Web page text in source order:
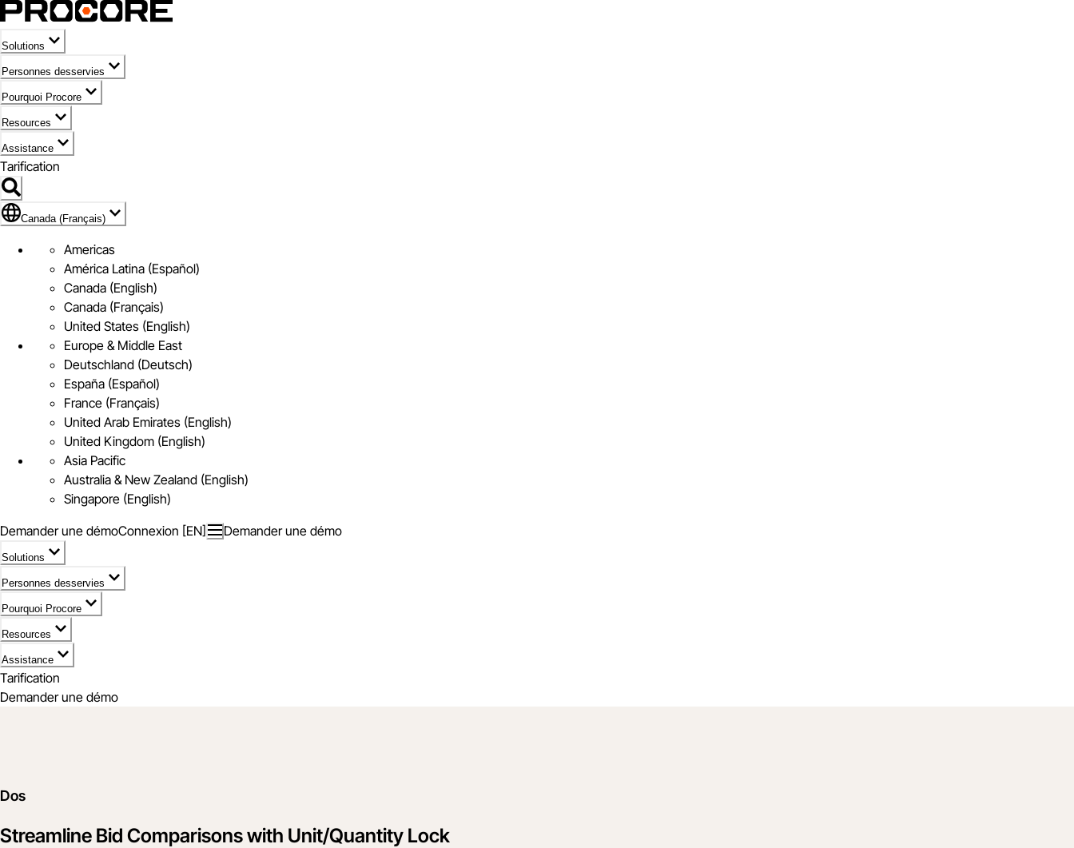
Solutions
Personnes desservies
Pourquoi Procore
Resources
Assistance
Tarification
Pavillon de Canada (Français)
Canada (Français)
Americas
América Latina (Español)
Canada (English)
Canada (Français)
United States (English)
Europe & Middle East
Deutschland (Deutsch)
España (Español)
France (Français)
United Arab Emirates (English)
United Kingdom (English)
Asia Pacific
Australia & New Zealand (English)
Singapore (English)
Demander une démoConnexion [EN] Demander une démo
Solutions
Personnes desservies
Pourquoi Procore
Resources
Assistance
Tarification
Demander une démo
Dos
Streamline Bid Comparisons with Unit/Quantity Lock